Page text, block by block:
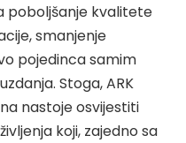
poboljšanje kvalitete
smanjenje
pojedinca samim
Stoga, ARK
nastoje osvijestiti
koji, zajedno sa